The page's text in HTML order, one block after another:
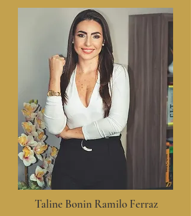
Taline Bonin Ramilo Ferraz